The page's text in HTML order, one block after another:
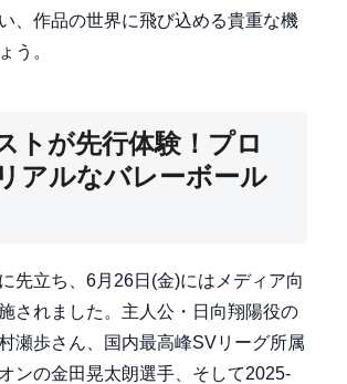
、作品の世界に飛び込める貴重な機
う。
トが先行体験！プロ
アルなバレーボール
先立ち、6月26日(金)にはメディア向
されました。主人公・日向翔陽役の
瀬歩さん、国内最高峰SVリーグ所属
ンの金田晃太朗選手、そして2025-